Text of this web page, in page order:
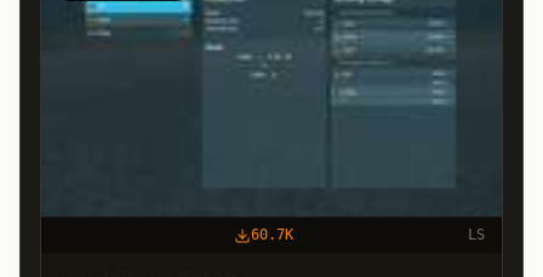
60.7K LS